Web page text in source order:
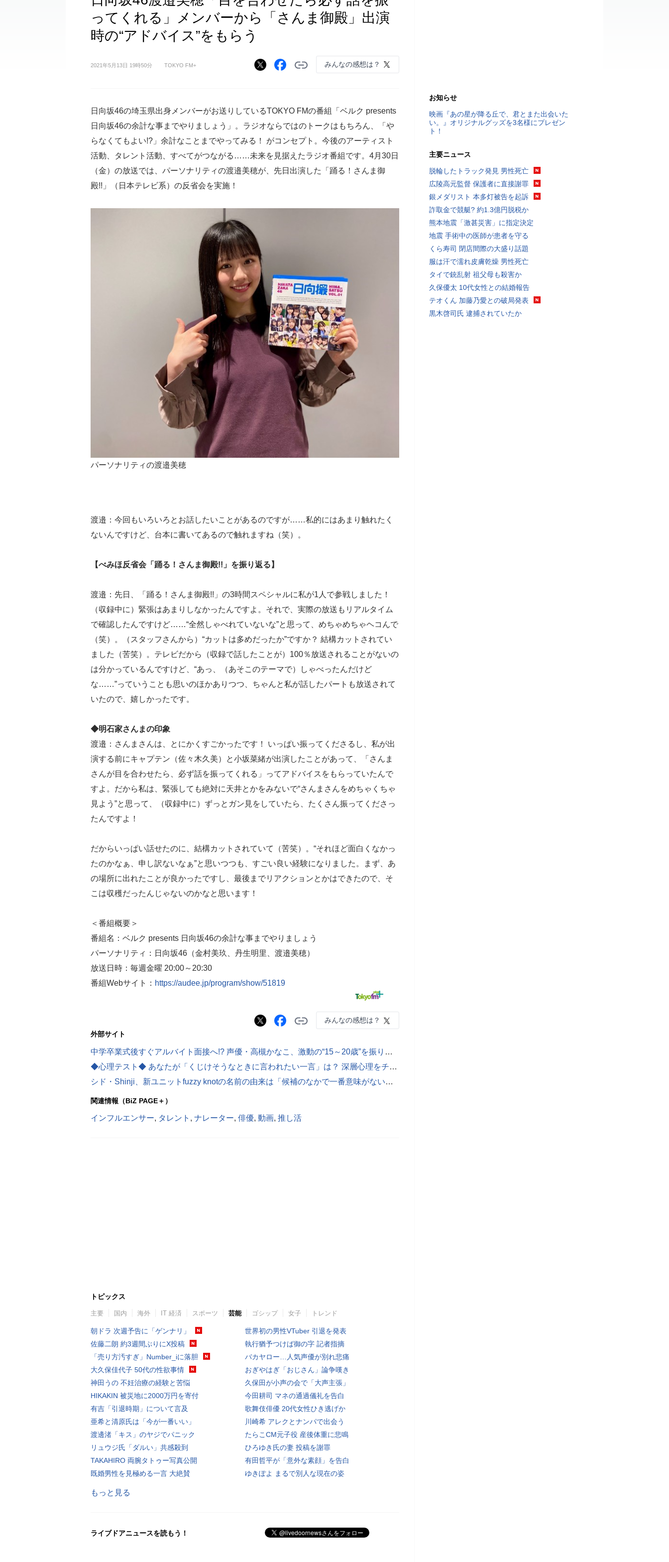
ってくれる」メンバーから「さんま御殿」出演
時の“アドバイス”をもらう
2021年5月13日 19時50分 TOKYO FM+ みんなの感想は？
日向坂46の埼玉県出身メンバーがお送りしているTOKYO FMの番組「ベルク presents
日向坂46の余計な事までやりましょう」。ラジオならではのトークはもちろん、「や
らなくてもよい!?」余計なことまでやってみる！ がコンセプト。今後のアーティスト
活動、タレント活動、すべてがつながる……未来を見据えたラジオ番組です。4月30日
（金）の放送では、パーソナリティの渡邉美穂が、先日出演した「踊る！さんま御
殿!!」（日本テレビ系）の反省会を実施！
パーソナリティの渡邉美穂
渡邉：今回もいろいろとお話したいことがあるのですが……私的にはあまり触れたく
ないんですけど、台本に書いてあるので触れますね（笑）。
【べみほ反省会「踊る！さんま御殿!!」を振り返る】
渡邉：先日、「踊る！さんま御殿!!」の3時間スペシャルに私が1人で参戦しました！
（収録中に）緊張はあまりしなかったんですよ。それで、実際の放送もリアルタイム
で確認したんですけど……“全然しゃべれていないな”と思って、めちゃめちゃヘコんで
（笑）。（スタッフさんから）“カットは多めだったか”ですか？ 結構カットされてい
ました（苦笑）。テレビだから（収録で話したことが）100％放送されることがないの
は分かっているんですけど、“あっ、（あそこのテーマで）しゃべったんだけど
な……”っていうことも思いのほかありつつ、ちゃんと私が話したパートも放送されて
いたので、嬉しかったです。
◆明石家さんまの印象
渡邉：さんまさんは、とにかくすごかったです！ いっぱい振ってくださるし、私が出
演する前にキャプテン（佐々木久美）と小坂菜緒が出演したことがあって、「さんま
さんが目を合わせたら、必ず話を振ってくれる」ってアドバイスをもらっていたんで
すよ。だから私は、緊張しても絶対に天井とかをみないで“さんまさんをめちゃくちゃ
見よう”と思って、（収録中に）ずっとガン見をしていたら、たくさん振ってくださっ
たんですよ！
だからいっぱい話せたのに、結構カットされていて（苦笑）。“それほど面白くなかっ
たのかなぁ、申し訳ないなぁ”と思いつつも、すごい良い経験になりました。まず、あ
の場所に出れたことが良かったですし、最後までリアクションとかはできたので、そ
こは収穫だったんじゃないのかなと思います！
＜番組概要＞
番組名：ベルク presents 日向坂46の余計な事までやりましょう
パーソナリティ：日向坂46（金村美玖、丹生明里、渡邉美穂）
放送日時：毎週金曜 20:00～20:30
番組Webサイト： https://audee.jp/program/show/51819
みんなの感想は？
外部サイト
中学卒業式後すぐアルバイト面接へ!? 声優・高槻かなこ、激動の“15～20歳”を振り返る
◆心理テスト◆ あなたが「くじけそうなときに言われたい一言」は？ 深層心理をチェック！
シド・Shinji、新ユニットfuzzy knotの名前の由来は「候補のなかで一番意味がないやつです」
関連情報（BiZ PAGE＋）
インフルエンサー, タレント , ナレーター, 俳優, 動画, 推し活
トピックス
主要 国内 海外 IT 経済 スポーツ 芸能 ゴシップ 女子 トレンド
朝ドラ 次週予告に「ゲンナリ」
佐藤二朗 約3週間ぶりにX投稿
「売り方汚すぎ」Number_iに落胆
大久保佳代子 50代の性欲事情
神田うの 不妊治療の経験と苦悩
HIKAKIN 被災地に2000万円を寄付
有吉「引退時期」について言及
亜希と清原氏は「今が一番いい」
渡邊渚「キス」のヤジでパニック
リュウジ氏「ダルい」共感殺到
TAKAHIRO 両腕タトゥー写真公開
既婚男性を見極める一言 大絶賛
世界初の男性VTuber 引退を発表
執行猶予つけば御の字 記者指摘
バカヤロー…人気声優が別れ悲痛
おぎやはぎ「おじさん」論争嘆き
久保田が小声の会で「大声主張」
今田耕司 マネの通過儀礼を告白
歌舞伎俳優 20代女性ひき逃げか
川崎希 アレクとナンパで出会う
たらこCM元子役 産後体重に悲鳴
ひろゆき氏の妻 投稿を謝罪
有田哲平が「意外な素顔」を告白
ゆきぽよ まるで別人な現在の姿
もっと見る
ライブドアニュースを読もう！
お知らせ
映画『あの星が降る丘で、君とまた出会いた
い。』オリジナルグッズを3名様にプレゼン
ト！
主要ニュース
脱輪したトラック発見 男性死亡
広陵高元監督 保護者に直接謝罪
銀メダリスト 本多灯被告を起訴
詐取金で競艇? 約1.3億円脱税か
熊本地震「激甚災害」に指定決定
地震 手術中の医師が患者を守る
くら寿司 閉店間際の大盛り話題
服は汗で濡れ皮膚乾燥 男性死亡
タイで銃乱射 祖父母も殺害か
久保優太 10代女性との結婚報告
テオくん 加藤乃愛との破局発表
黒木啓司氏 逮捕されていたか